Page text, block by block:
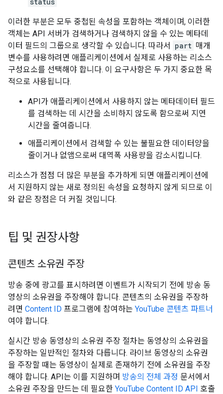
이러한 부분은 모두 중첩된 속성을 포함하는 객체이며, 이러한
객체는 API 서버가 검색하거나 검색하지 않을 수 있는 메타데
이터 필드의 그룹으로 생각할 수 있습니다. 따라서
part 매개
변수를 사용하려면 애플리케이션에서 실제로 사용하는 리소스
구성요소를 선택해야 합니다. 이 요구사항은 두 가지 중요한 목
적으로 사용됩니다.
API가 애플리케이션에서 사용하지 않는 메타데이터 필드
를 검색하는 데 시간을 소비하지 않도록 함으로써 지연
시간을 줄여줍니다.
애플리케이션에서 검색할 수 있는 불필요한 데이터양을
줄이거나 없앰으로써 대역폭 사용량을 감소시킵니다.
리소스가 점점 더 많은 부분을 추가하게 되면 애플리케이션에
서 지원하지 않는 새로 정의된 속성을 요청하지 않게 되므로 이
와 같은 장점은 더 커질 것입니다.
팁 및 권장사항
콘텐츠 소유권 주장
방송 중에 광고를 표시하려면 이벤트가 시작되기 전에 방송 동
영상의 소유권을 주장해야 합니다. 콘텐츠의 소유권을 주장하
려면 Content ID 프로그램에 참여하는 YouTube 콘텐츠 파트너
여야 합니다.
실시간 방송 동영상의 소유권 주장 절차는 동영상의 소유권을
주장하는 일반적인 절차와 다릅니다. 라이브 동영상의 소유권
을 주장할 때는 동영상이 실제로 존재하기 전에 소유권을 주장
해야 합니다. API는 이를 지원하며 방송의 전체 과정 문서에서
소유권 주장을 만드는 데 필요한 YouTube Content ID API 호출